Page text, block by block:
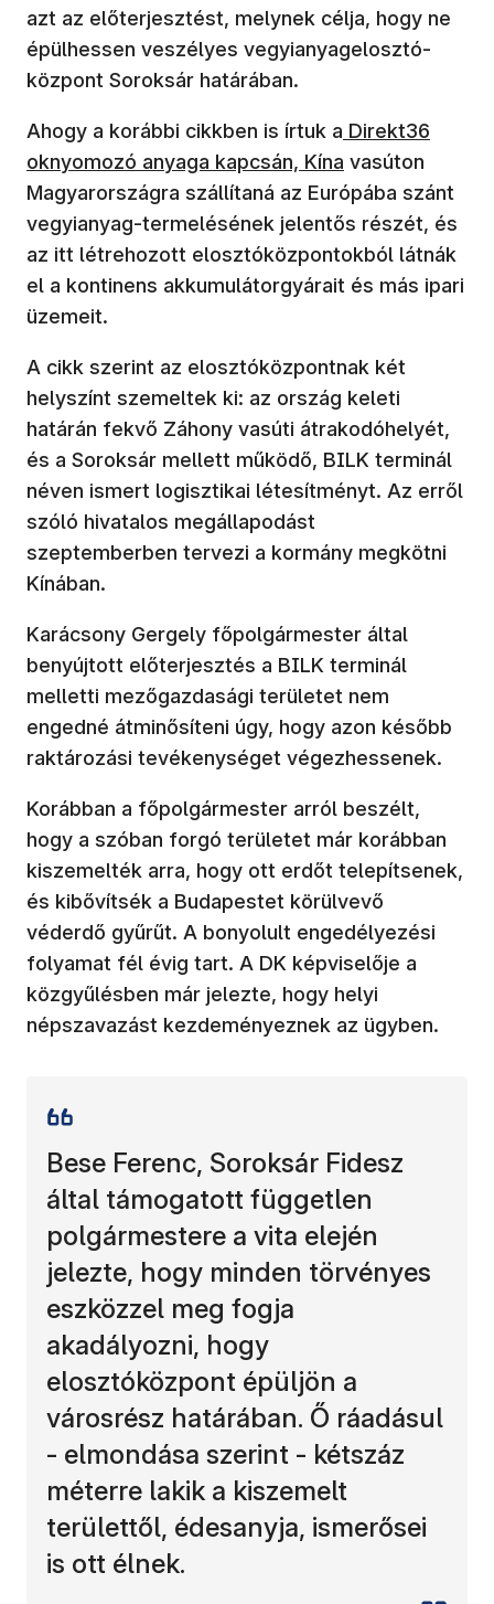
azt az előterjesztést, melynek célja, hogy ne
épülhessen veszélyes vegyianyagelosztó-
központ Soroksár határában.
Ahogy a korábbi cikkben is írtuk a Direkt36
oknyomozó anyaga kapcsán, Kína vasúton
Magyarországra szállítaná az Európába szánt
vegyianyag-termelésének jelentős részét, és
az itt létrehozott elosztóközpontokból látnák
el a kontinens akkumulátorgyárait és más ipari
üzemeit.
A cikk szerint az elosztóközpontnak két
helyszínt szemeltek ki: az ország keleti
határán fekvő Záhony vasúti átrakodóhelyét,
és a Soroksár mellett működő, BILK terminál
néven ismert logisztikai létesítményt. Az erről
szóló hivatalos megállapodást
szeptemberben tervezi a kormány megkötni
Kínában.
Karácsony Gergely főpolgármester által
benyújtott előterjesztés a BILK terminál
melletti mezőgazdasági területet nem
engedné átminősíteni úgy, hogy azon később
raktározási tevékenységet végezhessenek.
Korábban a főpolgármester arról beszélt,
hogy a szóban forgó területet már korábban
kiszemelték arra, hogy ott erdőt telepítsenek,
és kibővítsék a Budapestet körülvevő
véderdő gyűrűt. A bonyolult engedélyezési
folyamat fél évig tart. A DK képviselője a
közgyűlésben már jelezte, hogy helyi
népszavazást kezdeményeznek az ügyben.
Bese Ferenc, Soroksár Fidesz
által támogatott független
polgármestere a vita elején
jelezte, hogy minden törvényes
eszközzel meg fogja
akadályozni, hogy
elosztóközpont épüljön a
városrész határában. Ő ráadásul
- elmondása szerint - kétszáz
méterre lakik a kiszemelt
területtől, édesanyja, ismerősei
is ott élnek.